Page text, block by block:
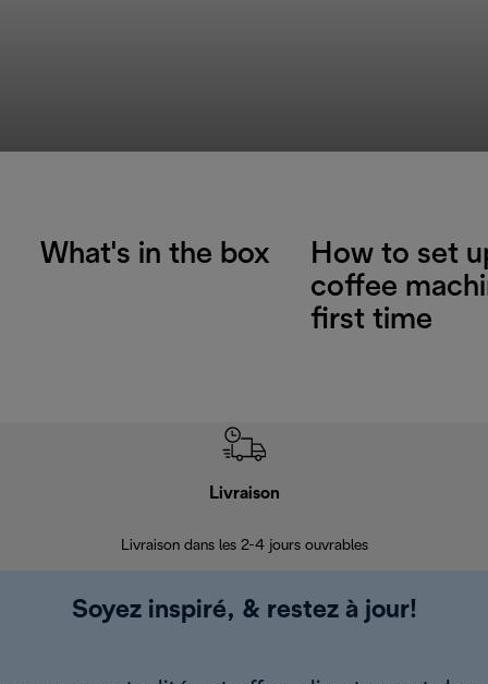
What's in the box
How to set
coffee
first time
Livraison
Livraison dans les 2-4 jours ouvrables
Soyez inspiré, & restez à jour!